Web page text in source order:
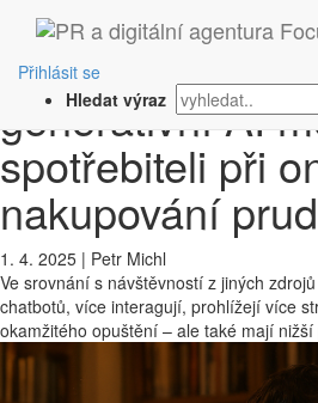
Přihlásit se
Hledat výraz
‹ Zpět
Studie:
generativní AI
spotřebiteli při
nakupování
1. 4. 2025 | Petr Michl
Ve srovnání s návštěvností z jiných
chatbotů, více interagují, prohlížejí více
okamžitého opuštění – ale také mají